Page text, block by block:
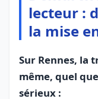
lecteur :
la mise
Sur Rennes, la
même, quel
sérieux :